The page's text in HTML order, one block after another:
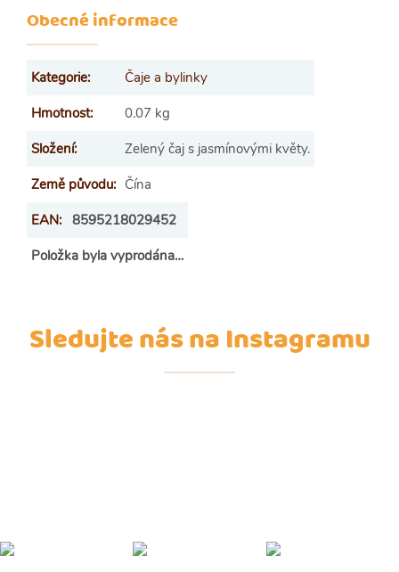
Obecné informace
Kategorie:
Čaje a bylinky
Hmotnost:
0.07 kg
Složení:
Zelený čaj s jasmínovými květy.
Země původu: Čína
EAN: 8595218029452
Položka byla vyprodána…
Sledujte nás na Instagramu